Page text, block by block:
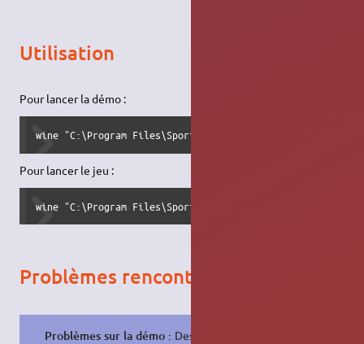
Utilisation
Pour lancer la démo :
wine "C:\Program Files\Sports Interactive\Football Manager
Pour lancer le jeu :
wine "C:\Program Files\Sports Interactive\Football
Problèmes rencontrés
Problèmes sur la démo : Des bandes